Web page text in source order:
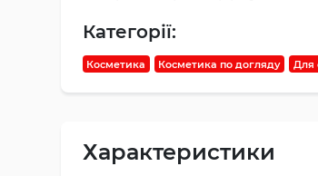
Категорії:
Косметика Косметика по догляду Для
Характеристики